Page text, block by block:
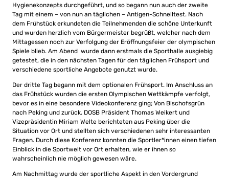
Hygienekonzepts durchgeführt, und so begann nun auch der zweite
Tag mit einem – von nun an täglichen – Antigen-Schnelltest. Nach
dem Frühstück erkundeten die Teilnehmenden die schöne Unterkunft
und wurden herzlich vom Bürgermeister begrüßt, welcher nach dem
Mittagessen noch zur Verfolgung der Eröffnungsfeier der olympischen
Spiele blieb. Am Abend wurde dann erstmals die Sporthalle ausgiebig
getestet, die in den nächsten Tagen für den täglichen Frühsport und
verschiedene sportliche Angebote genutzt wurde.
Der dritte Tag begann mit dem optionalen Frühsport. Im Anschluss an
das Frühstück wurden die ersten Olympischen Wettkämpfe verfolgt,
bevor es in eine besondere Videokonferenz ging; Von Bischofsgrün
nach Peking und zurück. DOSB Präsident Thomas Weikert und
Vizepräsidentin Miriam Welte berichteten aus Peking über die
Situation vor Ort und stellten sich verschiedenen sehr interessanten
Fragen. Durch diese Konferenz konnten die Sportler*innen einen tiefen
Einblick in die Sportwelt vor Ort erhalten, wie er ihnen so
wahrscheinlich nie möglich gewesen wäre.
Am Nachmittag wurde der sportliche Aspekt in den Vordergrund